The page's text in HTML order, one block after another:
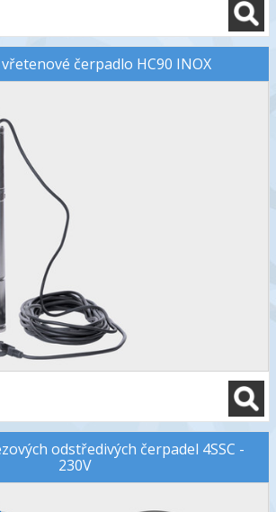
čerpadlo HC90 INOX
odstředivých čerpadel 4SSC -
230V